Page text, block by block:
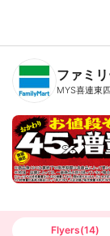
B
n
T
ファミ
MYS喜連東
Flyers(14)